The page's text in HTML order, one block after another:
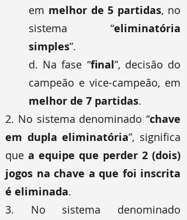
em melhor de 5 partidas, no
sistema “eliminatória
simples”.
d. Na fase “final”, decisão do
campeão e vice-campeão, em
melhor de 7 partidas.
2. No sistema denominado “chave
em dupla eliminatória”, significa
que a equipe que perder 2 (dois)
jogos na chave a que foi inscrita
é eliminada.
3. No sistema denominado